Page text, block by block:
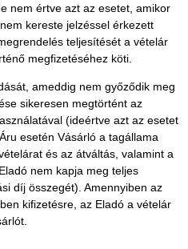
nem értve azt az esetet, amikor
kereste jelzéssel érkezett
teljesítését a vételár
megfizetéséhez köti.
ameddig nem győződik meg
sikeresen megtörtént az
(ideértve azt az esetet
esetén Vásárló a tagállama
és az átváltás, valamint a
nem kapja meg teljes
díj összegét). Amennyiben az
kifizetésre, az Eladó a vételár